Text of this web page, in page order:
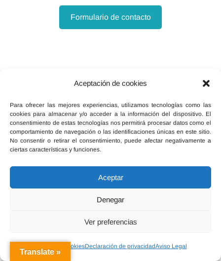
Aceptación de cookies
Para ofrecer las mejores experiencias, utilizamos tecnologías como las
cookies para almacenar y/o acceder a la información del dispositivo. El
consentimiento de estas tecnologías nos permitirá procesar datos como el
comportamiento de navegación o las identificaciones únicas en este sitio.
No consentir o retirar el consentimiento, puede afectar negativamente a
ciertas características y funciones.
Aceptar
Denegar
Ver preferencias
Política de cookiesDeclaración de privacidadAviso Legal
Formulario de contacto
Facebook Instagram
Translate »
Legal, términos y condiciones